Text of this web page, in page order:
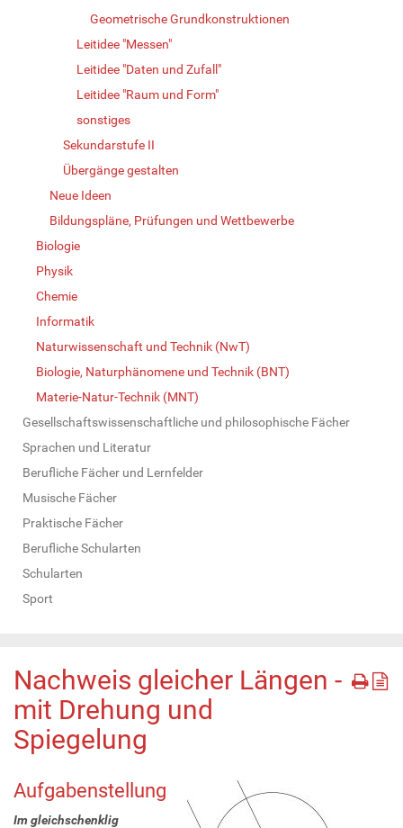
Geometrische Grundkonstruktionen
Leitidee "Messen"
Leitidee "Daten und Zufall"
Leitidee "Raum und Form"
sonstiges
Sekundarstufe II
Übergänge gestalten
Neue Ideen
Bildungspläne, Prüfungen und Wettbewerbe
Biologie
Physik
Chemie
Informatik
Naturwissenschaft und Technik (NwT)
Biologie, Naturphänomene und Technik (BNT)
Materie-Natur-Technik (MNT)
Gesellschaftswissenschaftliche und philosophische Fächer
Sprachen und Literatur
Berufliche Fächer und Lernfelder
Musische Fächer
Praktische Fächer
Berufliche Schularten
Schularten
Sport
Nachweis gleicher Längen -
mit Drehung und
Spiegelung
Aufgabenstellung
Im gleichschenklig